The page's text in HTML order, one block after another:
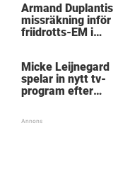
Armand Duplantis
missräkning inför
friidrotts-EM i
Micke Leijnegard
spelar in nytt tv-
program efter